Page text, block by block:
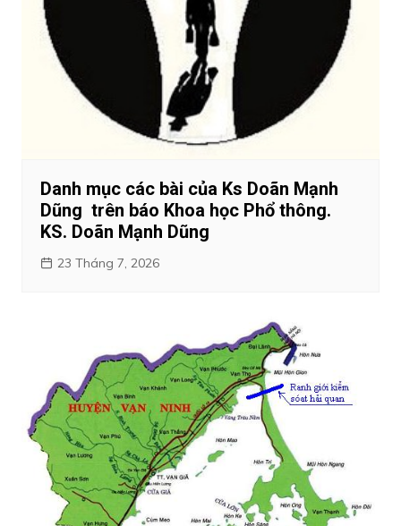
Danh mục các bài của Ks Doãn Mạnh
Dũng trên báo Khoa học Phổ thông.
KS. Doãn Mạnh Dũng
23 Tháng 7, 2026